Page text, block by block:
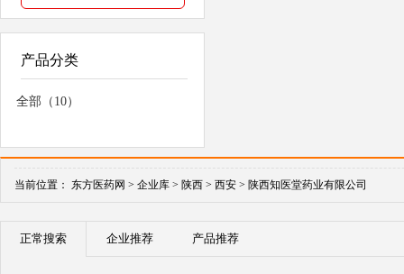
产品分类
全部（10）
当前位置： 东方医药网 > 企业库 > 陕西 > 西安 > 陕西知医堂药业有限公司
正常搜索 企业推荐 产品推荐